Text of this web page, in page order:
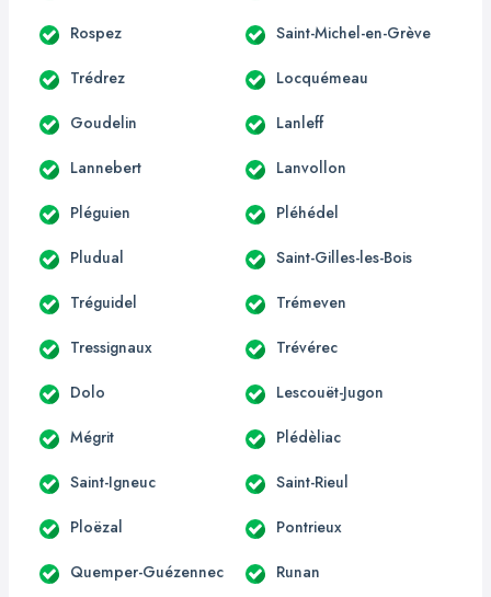
Rospez Saint-Michel-en-Grève
Trédrez Locquémeau
Goudelin Lanleff
Lannebert Lanvollon
Pléguien Pléhédel
Pludual Saint-Gilles-les-Bois
Tréguidel Trémeven
Tressignaux Trévérec
Dolo Lescouët-Jugon
Mégrit Plédèliac
Saint-Igneuc Saint-Rieul
Ploëzal Pontrieux
Quemper-Guézennec Runan